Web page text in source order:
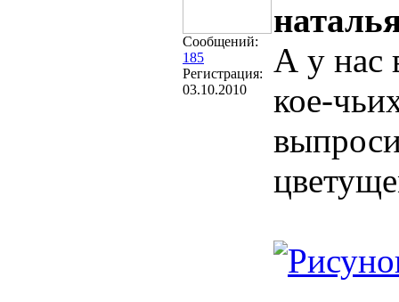
Сообщений:
185
Регистрация:
03.10.2010
А у нас
кое-